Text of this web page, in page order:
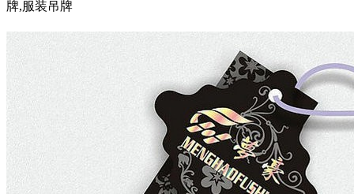
牌,服装吊牌